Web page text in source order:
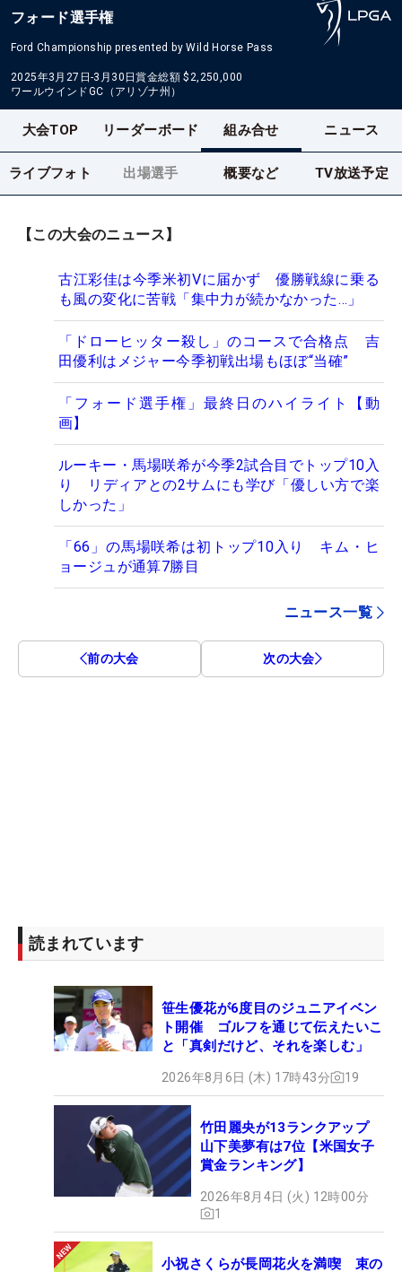
フォード選手権
Ford Championship presented by Wild Horse Pass
2025年3月27日-3月30日賞金総額 $2,250,000
ワールウインドGC（アリゾナ州）
大会TOP リーダーボード 組み合せ ニュース
ライブフォト 出場選手 概要など TV放送予定
【この大会のニュース】
古江彩佳は今季米初Vに届かず 優勝戦線に乗る
も風の変化に苦戦「集中力が続かなかった…」
「ドローヒッター殺し」のコースで合格点 吉
田優利はメジャー今季初戦出場もほぼ“当確”
「フォード選手権」最終日のハイライト【動
画】
ルーキー・馬場咲希が今季2試合目でトップ10入
り リディアとの2サムにも学び「優しい方で楽
しかった」
「66」の馬場咲希は初トップ10入り キム・ヒ
ョージュが通算7勝目
ニュース一覧
前の大会 次の大会
読まれています
笹生優花が6度目のジュニアイベン
ト開催 ゴルフを通じて伝えたいこ
と「真剣だけど、それを楽しむ」
2026年8月6日 (木) 17時43分 19
竹田麗央が13ランクアップ
山下美夢有は7位【米国女子
賞金ランキング】
2026年8月4日 (火) 12時00分
1
小祝さくらが長岡花火を満喫 束の